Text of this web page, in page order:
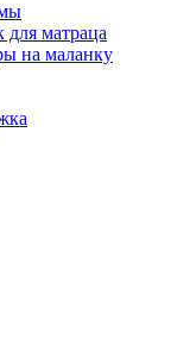
матраца
на маланку